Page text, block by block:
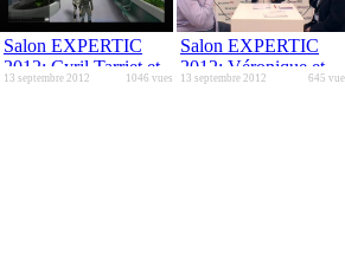
Salon EXPERTIC
2012: Cyril Tarriet et
Sébastien Penet,
13 septembre 2012 1046 vues
Salon EXPERTIC
2012: Véronique et
Emmanuel GINDRO,
13 septembre 2012 645